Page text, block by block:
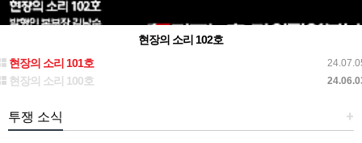
현장의 소리 102호
현장의 소리 101호
현장의 소리 100호
+
투쟁 소식